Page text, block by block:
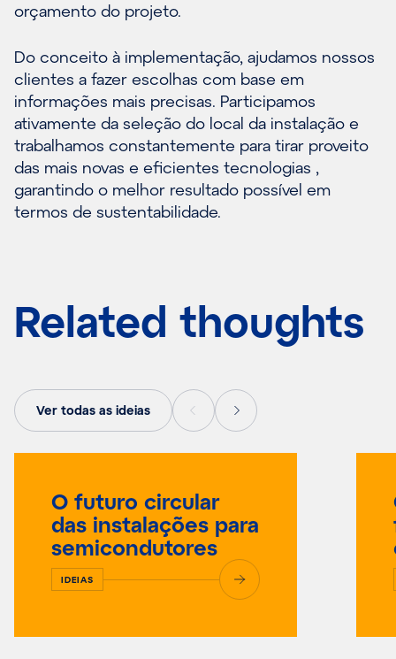
orçamento do projeto.
Do conceito à implementação, ajudamos nossos
clientes a fazer escolhas com base em
informações mais precisas. Participamos
ativamente da seleção do local da instalação e
trabalhamos constantemente para tirar proveito
das mais novas e eficientes tecnologias ,
garantindo o melhor resultado possível em
termos de sustentabilidade.
Related thoughts
Ver todas as ideias
O futuro circular
das instalações para
semicondutores
IDEIAS